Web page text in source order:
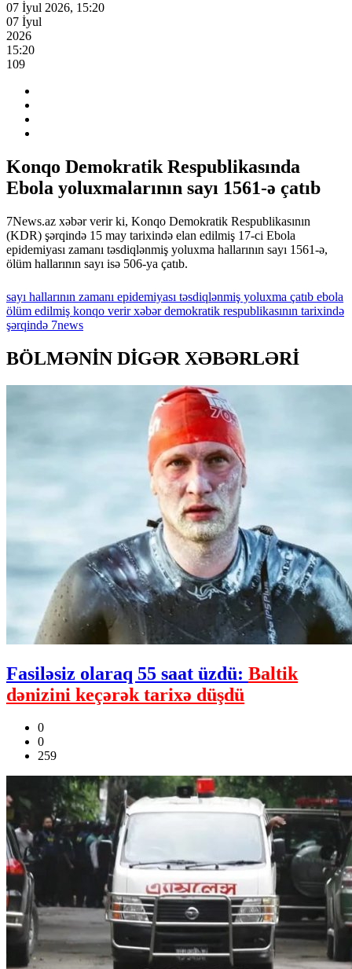
07 İyul 2026, 15:20
07 İyul
2026
15:20
109
Konqo Demokratik Respublikasında
Ebola yoluxmalarının sayı 1561-ə çatıb
7News.az xəbər verir ki, Konqo Demokratik Respublikasının
(KDR) şərqində 15 may tarixində elan edilmiş 17-ci Ebola
epidemiyası zamanı təsdiqlənmiş yoluxma hallarının sayı 1561-ə,
ölüm hallarının sayı isə 506-ya çatıb.
sayı hallarının zamanı epidemiyası təsdiqlənmiş yoluxma çatıb ebola
ölüm edilmiş konqo verirxəbərdemokratik respublikasının tarixində
şərqində 7news
BÖLMƏNİN DİGƏR XƏBƏRLƏRİ
Fasiləsiz olaraq 55 saat üzdü: Baltik
dənizini keçərək tarixə düşdü
0
0
259